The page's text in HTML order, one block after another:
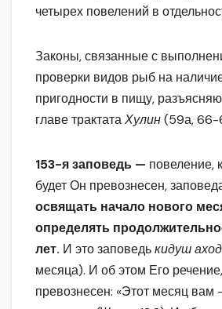
четырех повелений в
Законы, связанные с
проверки видов рыб на
пригодности в пищу,
главе трактатаХулин(59а, 66-
153-я заповедь — повеление,
будет Он превознесен,
освящать начало нового
определять
лет. И это заповедькидуш
месяца). И об этом Его
превознесен: «Этот месяц вам